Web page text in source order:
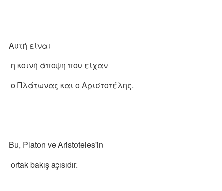
Αυτή είναι
η κοινή άποψη που είχαν
ο Πλάτωνας και ο Αριστοτέλης.
Bu, Platon ve Aristoteles'in
ortak bakış açısıdır.